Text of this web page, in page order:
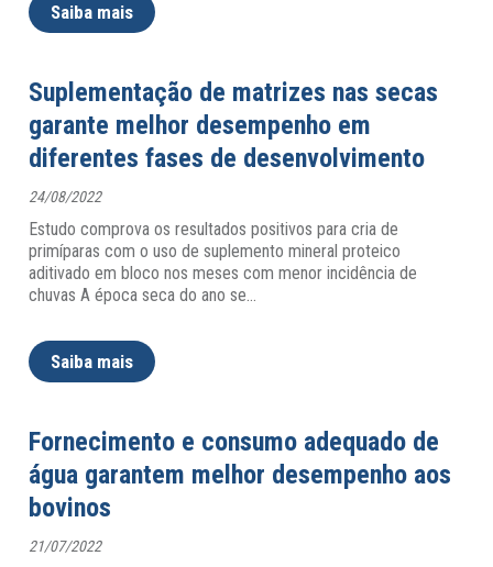
Saiba mais
Suplementação de matrizes nas secas
garante melhor desempenho em
diferentes fases de desenvolvimento
24/08/2022
Estudo comprova os resultados positivos para cria de
primíparas com o uso de suplemento mineral proteico
aditivado em bloco nos meses com menor incidência de
chuvas A época seca do ano se…
Saiba mais
Fornecimento e consumo adequado de
água garantem melhor desempenho aos
bovinos
21/07/2022